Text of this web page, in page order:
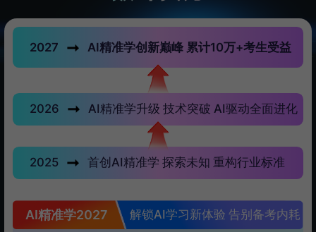
2027 AI精准学创新巅峰 累计10万+考生受益
2026 AI精准学升级 技术突破 AI驱动全面进化
2025 首创AI精准学 探索未知 重构行业标准
AI精准学2027 解锁AI学习新体验 告别备考内耗